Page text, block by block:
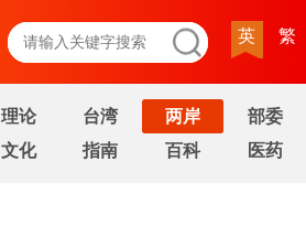
英 繁
理论 台湾 两岸
部委
文化 指南 百科 医药